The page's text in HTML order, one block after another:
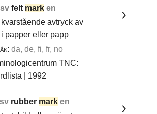
svfelt mark en
kvarstående avtryck av
papper eller papp
da, de, fi, fr, no
TNC:
| 1992
sv rubber mark en